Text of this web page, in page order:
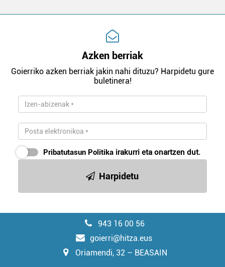
Azken berriak
Goierriko azken berriak jakin nahi dituzu? Harpidetu gure
buletinera!
Pribatutasun Politika irakurri eta onartzen dut.
Harpidetu
943 16 00 56
goierri@hitza.eus
Oriamendi, 32 – BEASAIN